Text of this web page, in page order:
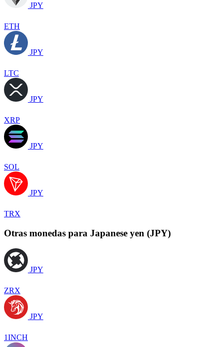
JPY
ETH
JPY
LTC
JPY
XRP
JPY
SOL
JPY
TRX
Otras monedas para Japanese yen (JPY)
JPY
ZRX
JPY
1INCH